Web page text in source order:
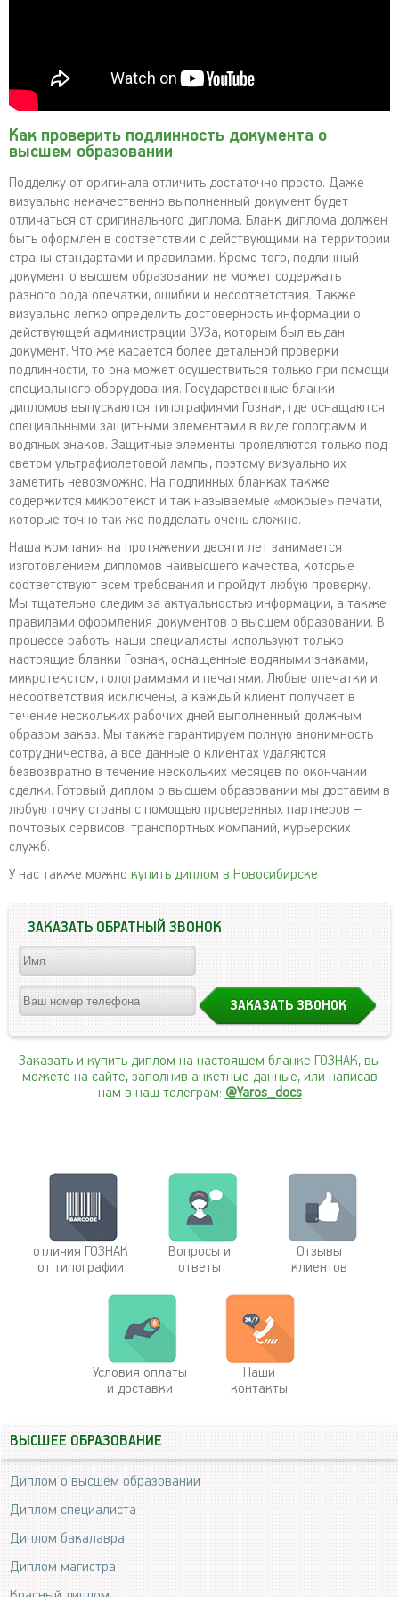
Как проверить подлинность документа о
высшем образовании
Подделку от оригинала отличить достаточно просто. Даже
визуально некачественно выполненный документ будет
отличаться от оригинального диплома. Бланк диплома должен
быть оформлен в соответствии с действующими на территории
страны стандартами и правилами. Кроме того, подлинный
документ о высшем образовании не может содержать
разного рода опечатки, ошибки и несоответствия. Также
визуально легко определить достоверность информации о
действующей администрации ВУЗа, которым был выдан
документ. Что же касается более детальной проверки
подлинности, то она может осуществиться только при помощи
специального оборудования. Государственные бланки
дипломов выпускаются типографиями Гознак, где оснащаются
специальными защитными элементами в виде голограмм и
водяных знаков. Защитные элементы проявляются только под
светом ультрафиолетовой лампы, поэтому визуально их
заметить невозможно. На подлинных бланках также
содержится микротекст и так называемые «мокрые» печати,
которые точно так же подделать очень сложно.
Наша компания на протяжении десяти лет занимается
изготовлением дипломов наивысшего качества, которые
соответствуют всем требования и пройдут любую проверку.
Мы тщательно следим за актуальностью информации, а также
правилами оформления документов о высшем образовании. В
процессе работы наши специалисты используют только
настоящие бланки Гознак, оснащенные водяными знаками,
микротекстом, голограммами и печатями. Любые опечатки и
несоответствия исключены, а каждый клиент получает в
течение нескольких рабочих дней выполненный должным
образом заказ. Мы также гарантируем полную анонимность
сотрудничества, а все данные о клиентах удаляются
безвозвратно в течение нескольких месяцев по окончании
сделки. Готовый диплом о высшем образовании мы доставим в
любую точку страны с помощью проверенных партнеров –
почтовых сервисов, транспортных компаний, курьерских
служб.
У нас также можно купить диплом в Новосибирске
ЗАКАЗАТЬ ОБРАТНЫЙ ЗВОНОК
Заказать и купить диплом на настоящем бланке ГОЗНАК, вы
можете на сайте, заполнив анкетные данные, или написав
нам в наш телеграм: @Yaros_docs
отличия ГОЗНАК
от типографии
Вопросы и
ответы
Отзывы
клиентов
Условия оплаты
и доставки
Наши
контакты
ВЫСШЕЕ ОБРАЗОВАНИЕ
Диплом о высшем образовании
Диплом специалиста
Диплом бакалавра
Диплом магистра